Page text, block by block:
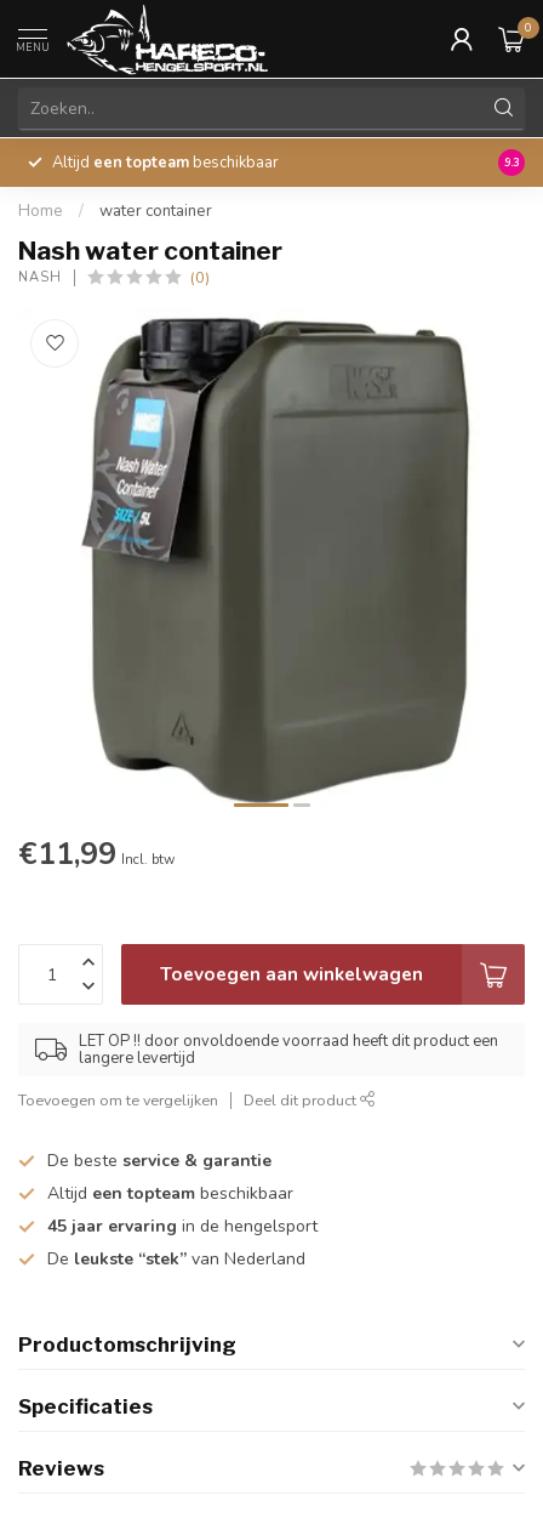
MENU
0
Altijd een topteam beschikbaar 45
9.3
Home / water container
Nash water container
NASH (0)
€11,99 Incl. btw
Toevoegen aan winkelwagen
LET OP !! door onvoldoende voorraad heeft dit product een
langere levertijd
Toevoegen om te vergelijken Deel dit product
De beste service & garantie
Altijd een topteam beschikbaar
45 jaar ervaring in de hengelsport
De leukste “stek” van Nederland
Productomschrijving
Specificaties
Reviews